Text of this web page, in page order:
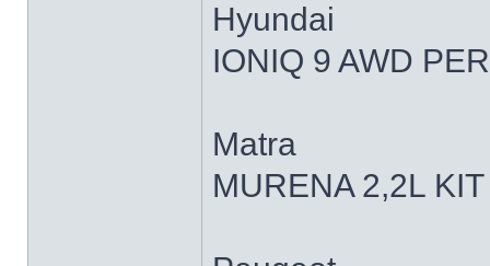
Hyundai
IONIQ 9 AWD
Matra
MURENA 2,2L